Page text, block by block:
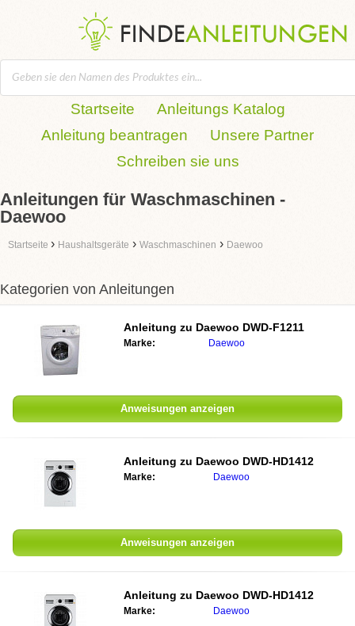
Startseite
Anleitungs Katalog
Anleitung beantragen
Unsere Partner
Schreiben sie uns
Anleitungen für Waschmaschinen -
Daewoo
Startseite › Haushaltsgeräte › Waschmaschinen › Daewoo
Kategorien von Anleitungen
Anleitung zu Daewoo DWD-F1211
Marke: Daewoo
Anweisungen anzeigen
Anleitung zu Daewoo DWD-HD1412
Marke: Daewoo
Anweisungen anzeigen
Anleitung zu Daewoo DWD-HD1412
Marke: Daewoo